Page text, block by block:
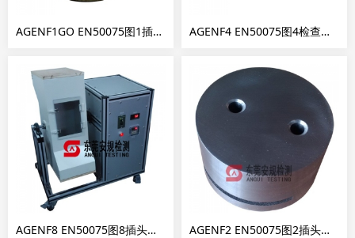
AGENF1GO EN50075图1插销直径通规 AGENF4 EN50075图4检查单极插入不可能规
AGENF8 EN50075图8插头滚筒跌落试验机 AGENF2 EN50075图2插头量规